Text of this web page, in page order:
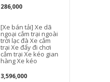
286,000
[Xe bán tải] Xe dã
ngoại cắm trại ngoài
trời lạc đà Xe cắm
trại Xe đẩy đi chơi
cắm trại Xe kéo gian
hàng Xe kéo
3,596,000